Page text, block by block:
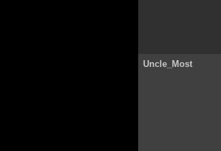
Uncle_Most